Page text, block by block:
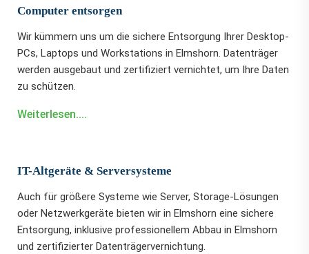
Computer entsorgen
Wir kümmern uns um die sichere Entsorgung Ihrer Desktop-
PCs, Laptops und Workstations in Elmshorn. Datenträger
werden ausgebaut und zertifiziert vernichtet, um Ihre Daten
zu schützen.
Weiterlesen....
IT-Altgeräte & Serversysteme
Auch für größere Systeme wie Server, Storage-Lösungen
oder Netzwerkgeräte bieten wir in Elmshorn eine sichere
Entsorgung, inklusive professionellem Abbau in Elmshorn
und zertifizierter Datenträgervernichtung.